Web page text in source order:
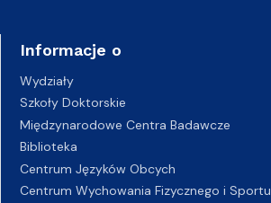
Informacje o
Wydziały
Szkoły Doktorskie
Międzynarodowe Centra Badawcze
Biblioteka
Centrum Języków Obcych
Centrum Wychowania Fizycznego i Sportu